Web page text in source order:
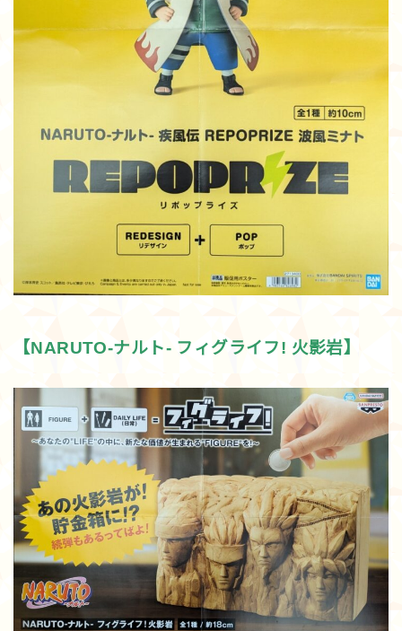
【NARUTO-ナルト- フィグライフ! 火影岩】